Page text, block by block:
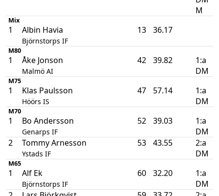
M
Mix
1 Albin Havia
Björnstorps IF
13 36.17
M80
1 Åke Jonson
Malmö AI
42 39.82
1:a
DM
M75
1 Klas Paulsson
Höörs IS
47 57.14
1:a
DM
M70
1 Bo Andersson
Genarps IF
52 39.03
1:a
DM
2
Tommy Arnesson
Ystads IF
53 43.55
2:a
DM
M65
1 Alf Ek
Björnstorps IF
60 32.20
1:a
DM